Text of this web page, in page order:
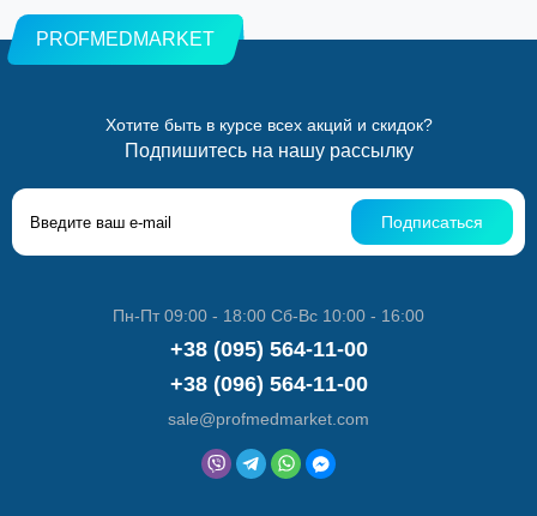
PROFMEDMARKET
Хотите быть в курсе всех акций и скидок?
Подпишитесь на нашу рассылку
Подписаться
Пн-Пт 09:00 - 18:00 Сб-Вс 10:00 - 16:00
+38 (095) 564-11-00
+38 (096) 564-11-00
sale@profmedmarket.com